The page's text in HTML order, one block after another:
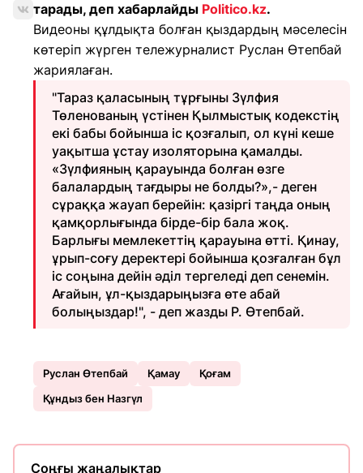
тарады, деп хабарлайды Politico.kz.
Видеоны құлдықта болған қыздардың мәселесін
көтеріп жүрген тележурналист Руслан Өтепбай
жариялаған.
"Тараз қаласының тұрғыны Зүлфия
Төленованың үстінен Қылмыстық кодекстің
екі бабы бойынша іс қозғалып, ол күні кеше
уақытша ұстау изоляторына қамалды.
«Зүлфияның қарауында болған өзге
балалардың тағдыры не болды?»,- деген
сұраққа жауап берейін: қазіргі таңда оның
қамқорлығында бірде-бір бала жоқ.
Барлығы мемлекеттің қарауына өтті. Қинау,
ұрып-соғу деректері бойынша қозғалған бұл
іс соңына дейін әділ тергеледі деп сенемін.
Ағайын, ұл-қыздарыңызға өте абай
болыңыздар!", - деп жазды Р. Өтепбай.
Руслан Өтепбай Қамау
Қоғам
Құндыз бен Назгүл
Соңғы жаңалықтар